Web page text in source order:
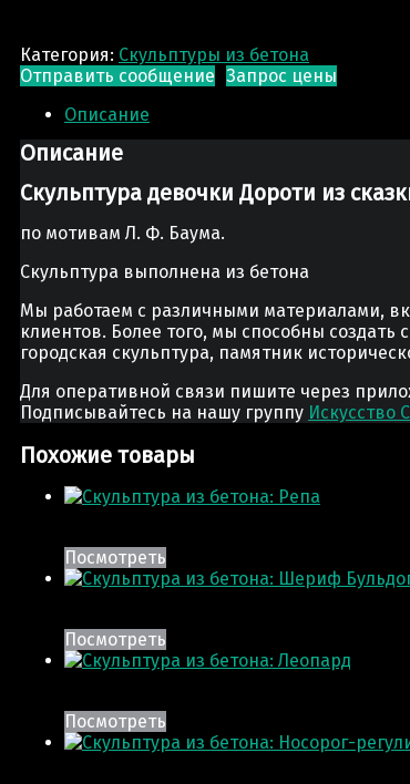
Категория: Скульптуры из бетона
Отправить сообщение Запрос цены
Описание
Описание
Скульптура девочки Дороти из
по мотивам Л. Ф. Баума.
Скульптура выполнена из бетона
Мы работаем с различными материалами,
клиентов. Более того, мы способны
городская скульптура, памятник
Для оперативной связи пишите через
Подписывайтесь на нашу группу Искусство
Похожие товары
Посмотреть
Посмотреть
Посмотреть